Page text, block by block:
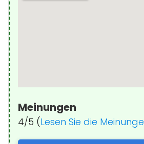
Meinungen
4/5 (Lesen Sie die